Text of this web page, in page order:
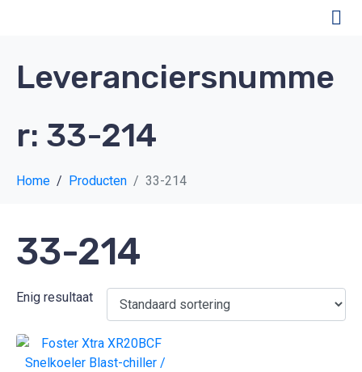
Leveranciersnumme
r: 33-214
Home Producten 33-214
33-214
Enig resultaat